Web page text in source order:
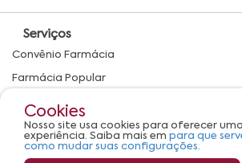
Cookies
Nosso site usa cookies para oferecer
experiência. Saiba mais em para que
como mudar suas configurações.
Serviços
Convênio Farmácia
Farmácia Popular
Compra Online